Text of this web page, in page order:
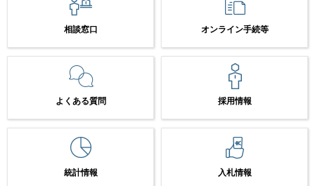
相談窓口 オンライン手続等
よくある質問 採用情報
統計情報 入札情報